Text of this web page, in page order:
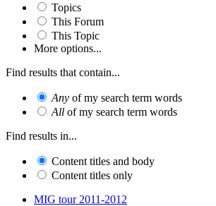
Topics
This Forum
This Topic
More options...
Find results that contain...
Any of my search term words
All of my search term words
Find results in...
Content titles and body
Content titles only
MIG tour 2011-2012